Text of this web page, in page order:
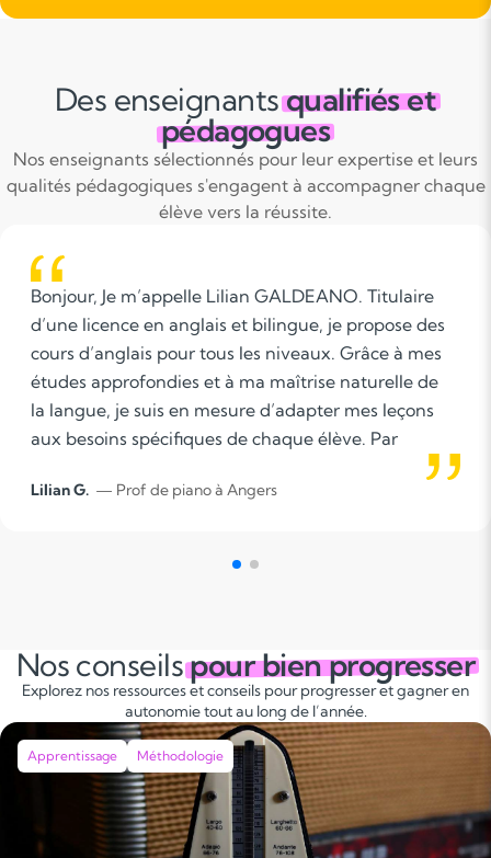
Des enseignantsqualifiés et
pédagogues
Nos enseignants sélectionnés pour leur expertise et leurs
qualités pédagogiques s'engagent à accompagner chaque
élève vers la réussite.
Bonjour, Je m’appelle Lilian GALDEANO. Titulaire
d’une licence en anglais et bilingue, je propose des
cours d’anglais pour tous les niveaux. Grâce à mes
études approfondies et à ma maîtrise naturelle de
la langue, je suis en mesure d’adapter mes leçons
aux besoins spécifiques de chaque élève. Par
dessin, j’ai eu l’opportunité d’accompagner de
souhaitiez renforcer vos bases en anglais, travailler
sur des points précis, ou simplement pratiquer, je
suis là pour vous accompagner dans votre
apprentissage. Au plaisir de vous aider à
perfectionner votre anglais, Lilian GALDEANO
Lilian G. — Prof de piano à Angers
Nos conseilspour bien progresser
Explorez nos ressources et conseils pour progresser et gagner en
autonomie tout au long de l’année.
Apprentissage Méthodologie